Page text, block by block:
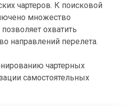
чартеров. К поисковой
множество
охватить
направлений перелета.
чартерных
самостоятельных